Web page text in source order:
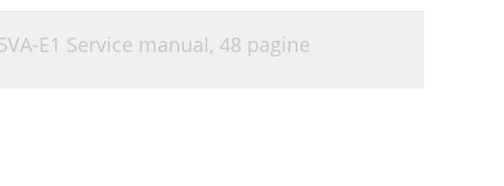
E1 Service manual, 48 pagine